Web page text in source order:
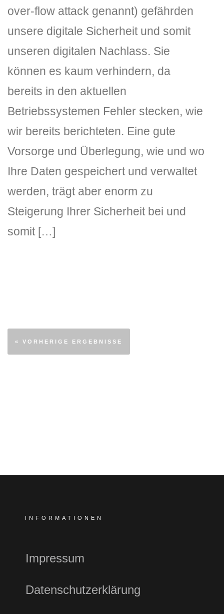
over-flow attack genannt) gefährden
unsere digitale Sicherheit und somit
unseren digitalen Nachlass. Sie
können es kaum verhindern, da
bereits in den aktuellen
Betriebssystemen Fehler stecken, wie
wir bereits berichteten. Eine gute
Vorsorge und Überlegung, wie und wo
Ihre Daten gespeichert und verwaltet
werden, trägt aber enorm zu
Steigerung Ihrer Sicherheit bei und
somit […]
« VORHERIGE ERGEBNISSE
INFORMATIONEN
Impressum
Datenschutzerklärung